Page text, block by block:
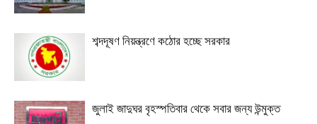
শব্দদূষণ নিয়ন্ত্রণে কঠোর হচ্ছে সরকার
জুলাই জাদুঘর বৃহস্পতিবার থেকে সবার জন্য উন্মুক্ত